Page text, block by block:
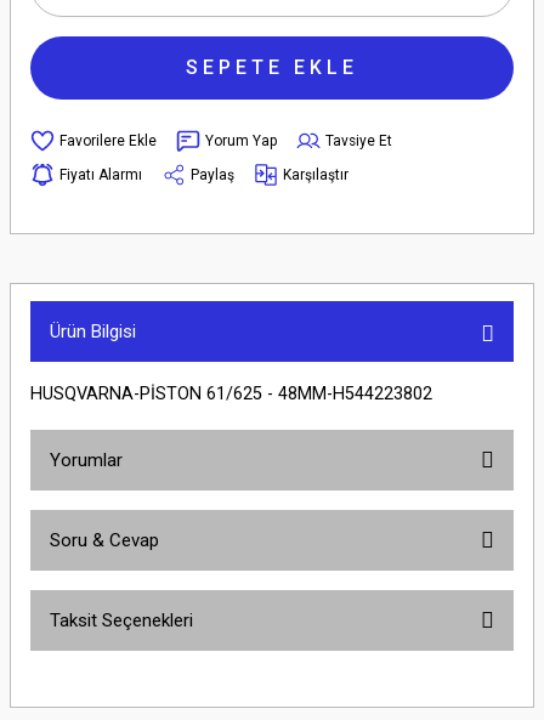
SEPETE EKLE
Yorum Yap
Tavsiye Et
Fiyatı Alarmı
Paylaş Karşılaştır
Ürün Bilgisi
HUSQVARNA-PİSTON 61/625 - 48MM-H544223802
Yorumlar
Soru & Cevap
Soru Sor
Taksit Seçenekleri